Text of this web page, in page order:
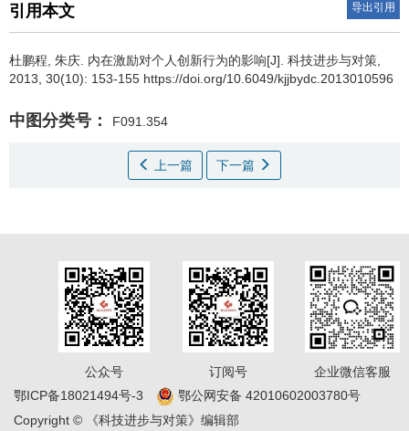
引用本文 导出引用
杜鹏程 朱庆 内在激励对个人创新行为的影响[J]. 科技进步与对策,
2013, 30(10): 153-155 https://doi.org/10.6049/kjjbydc.2013010596
中图分类号： F091.354
上一篇 下一篇
公众号 订阅号
企业微信客服
鄂ICP备18021494号-3
鄂公网安备 42010602003780号
Copyright © 《科技进步与对策》编辑部